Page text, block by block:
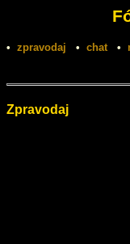
• zpravodaj • chat •
Zpravodaj